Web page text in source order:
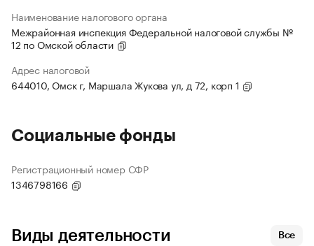
Наименование налогового органа
Межрайонная инспекция Федеральной налоговой службы №
12 по Омской области
Адрес налоговой
644010, Омск г, Маршала Жукова ул, д 72, корп 1
Социальные фонды
Регистрационный номер СФР
1346798166
Виды деятельности Все